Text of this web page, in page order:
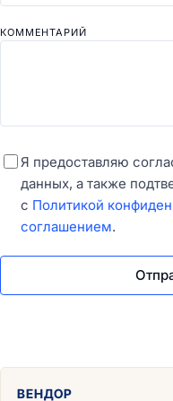
КОММЕНТАРИЙ
Я предоставляю
данных, а также
с Политикой
соглашением.
ВЕНДОР